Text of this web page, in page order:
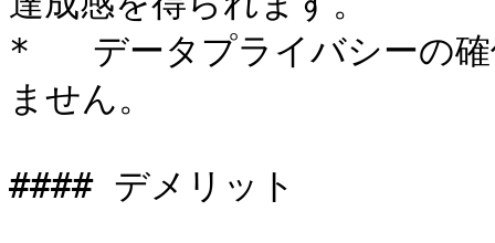
*   データプライバシーの確
ません。
#### デメリット